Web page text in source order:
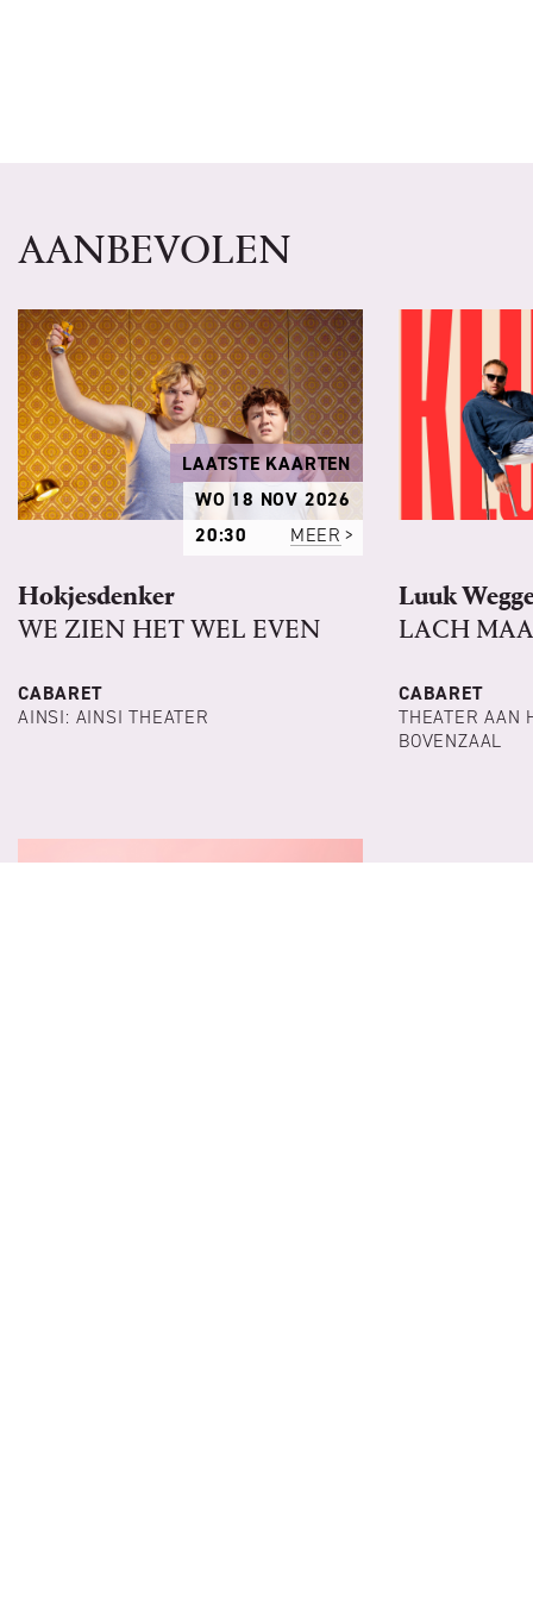
AANBEVOLEN
LAATSTE KAARTEN
WO 18 NOV 2026
20:30
MEER
Hokjesdenker
WE ZIEN HET WEL EVEN
CABARET
AINSI: AINSI THEATER
Luuk
LACH
CABARET
THEATER AAN
BOVENZAAL